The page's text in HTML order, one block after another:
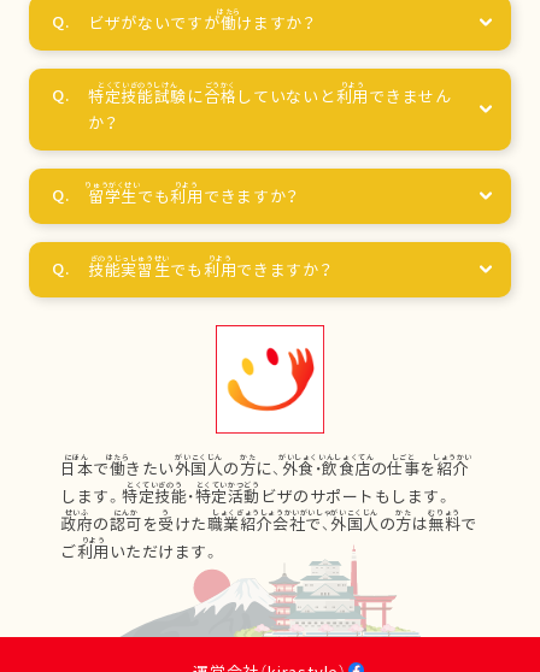
ビザがないですが働けますか？
特定技能試験に合格 していないと利用 できません
か？
留学生でも利用 できますか？
技能実習生でも利用できますか？
日本で働きたい外国人の方に、 外食 ・飲食店の仕事を紹介
します。特定技能・特定活動 ビザのサポートもします。
政府の認可を受けた職業紹介会社で、 外国人の方は無料で
ご利用 いただけます。